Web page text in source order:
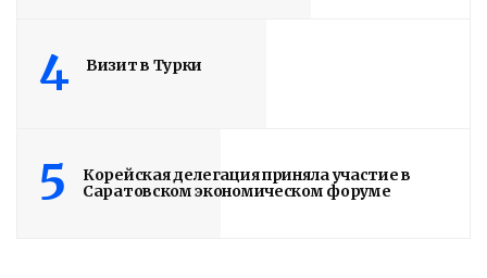
4 Визит в Турки
5
Корейская делегация приняла участие в
Саратовском экономическом форуме